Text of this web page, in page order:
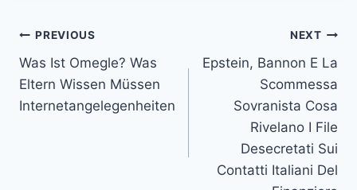
Post
navigation
PREVIOUS
Was Ist Omegle? Was
Eltern Wissen Müssen
Internetangelegenheiten
NEXT
Epstein, Bannon E La
Scommessa
Sovranista Cosa
Rivelano I File
Desecretati Sui
Contatti Italiani Del